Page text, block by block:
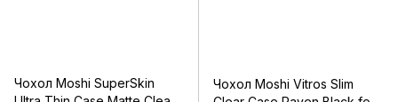
Чохол Moshi SuperSkin
Чохол Moshi Vitros Slim